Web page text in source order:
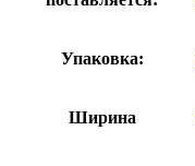
Упаковка:
Ширина